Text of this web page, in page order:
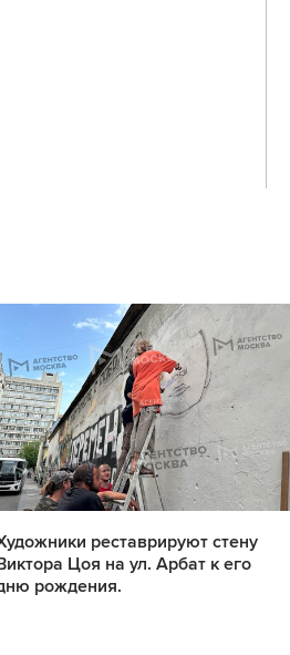
реставрируют стену
Цоя на ул. Арбат к его
рождения.